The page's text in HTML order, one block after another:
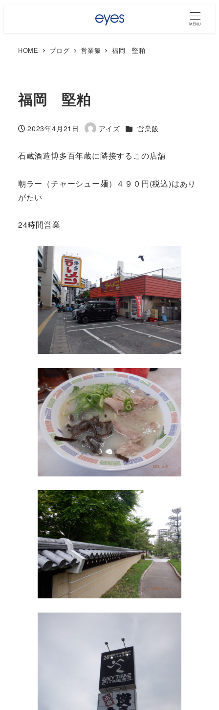
MENU
HOME ブログ 営業飯 福岡 堅粕
福岡 堅粕
投稿日
2023年4月21日
著
アイズ カテゴリー
営業飯
石蔵酒造博多百年蔵に隣接するこの店舗
朝ラー（チャーシュー麺）４９０円(税込)はあり
がたい
24時間営業